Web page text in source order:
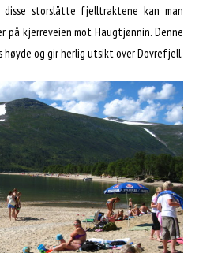
storslåtte fjelltraktene kan man
på kjerreveien mot Haugtjønnin. Denne
og gir herlig utsikt over Dovrefjell.